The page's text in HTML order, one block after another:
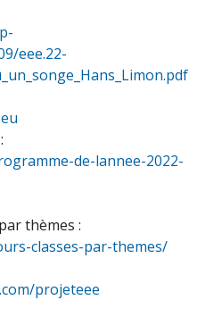
eee.22-
de-lannee-2022-
thèmes :
classes-par-themes/
projeteee